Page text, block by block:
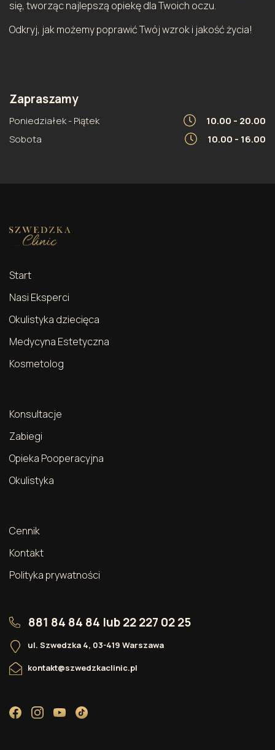
się, tworząc najlepszą opiekę dla Twoich oczu.
Odkryj, jak możemy poprawić Twój wzrok i jakość życia!
Zapraszamy
Poniedziałek - Piątek
10.00 - 20.00
Sobota
10.00 - 16.00
Start
Nasi Eksperci
Okulistyka dziecięca
Medycyna Estetyczna
Kosmetolog
Konsultacje
Zabiegi
Opieka Pooperacyjna
Okulistyka
Cennik
Kontakt
Polityka prywatności
881 84 84 84 lub22 227 02 25
ul. Szwedzka 4, 03-419 Warszawa
kontakt@szwedzkaclinic.pl